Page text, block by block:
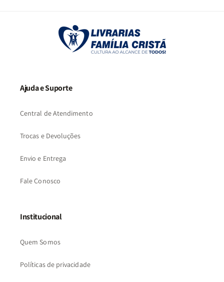
Ajuda e Suporte
Central de Atendimento
Trocas e Devoluções
Envio e Entrega
Fale Conosco
Institucional
Quem Somos
Políticas de privacidade